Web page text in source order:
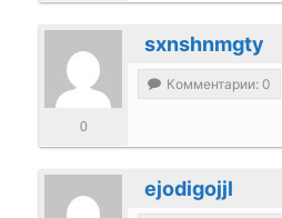
sxnshnmgty
0
Комментарии: 0
ejodigojjl